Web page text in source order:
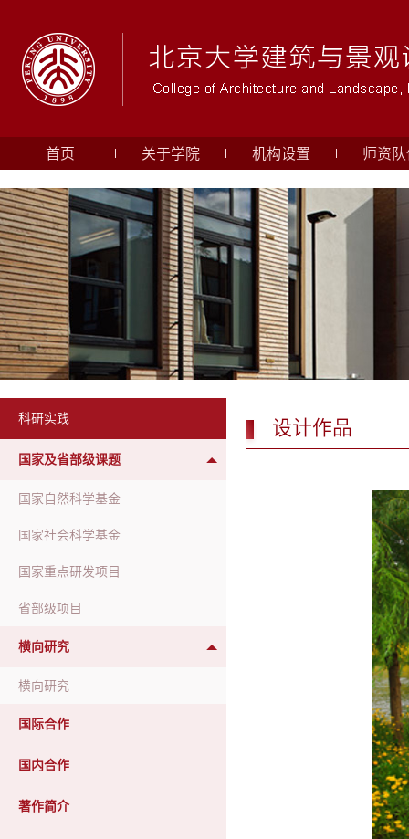
首页 关于学院 机构设置 师资队
科研实践
国家及省部级课题
国家自然科学基金
国家社会科学基金
国家重点研发项目
省部级项目
横向研究
横向研究
国际合作
国内合作
著作简介
设计作品